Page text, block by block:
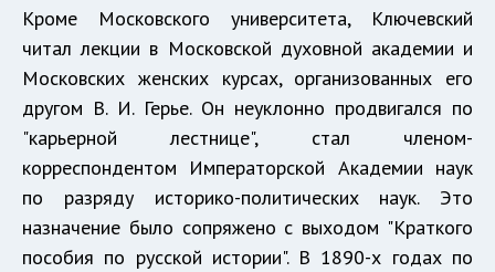
Кроме Московского университета, Ключевский
читал лекции в Московской духовной академии и
Московских женских курсах, организованных его
другом В. И. Герье. Он неуклонно продвигался по
"карьерной лестнице", стал членом-
корреспондентом Императорской Академии наук
по разряду историко-политических наук. Это
назначение было сопряжено с выходом "Краткого
пособия по русской истории". В 1890-х годах по